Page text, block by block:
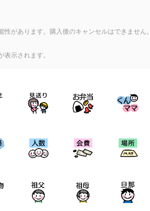
があります。購入後のキャンセルはできません。
示されます。